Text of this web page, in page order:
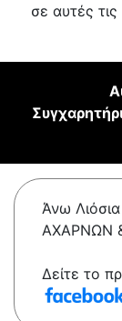
σε αυτές
Άνω Λιόσια
ΑΧΑΡΝΩΝ
Δείτε το